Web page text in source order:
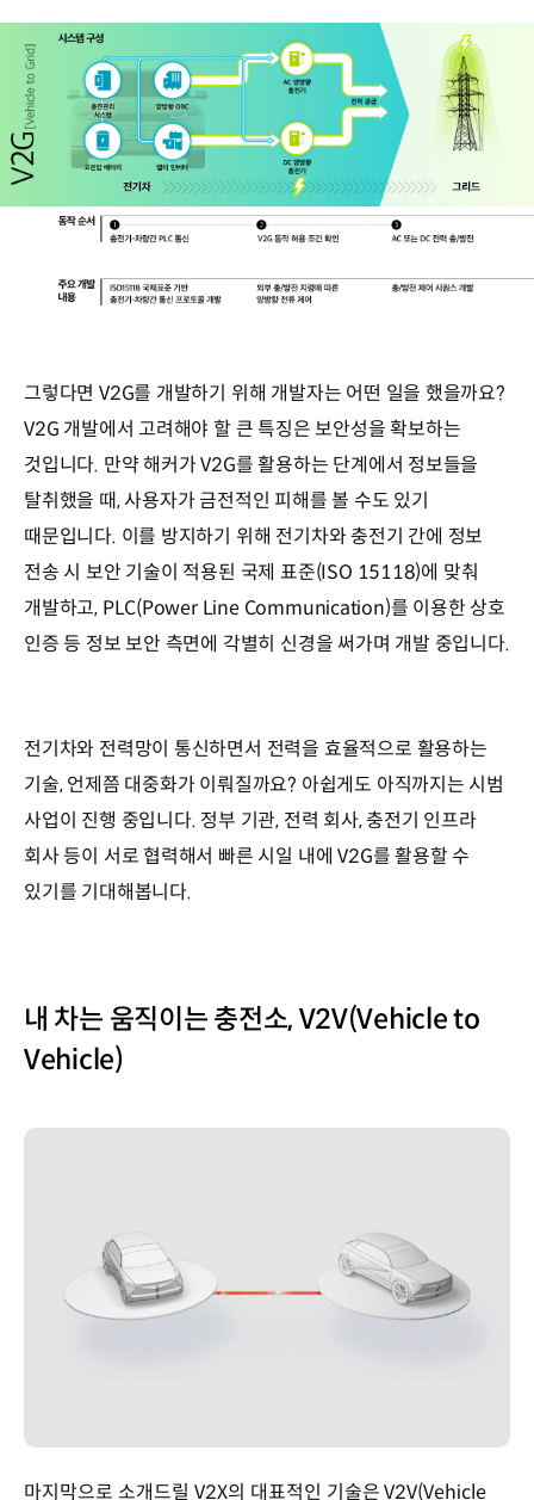
그렇다면 V2G를 개발하기 위해 개발자는 어떤 일을 했을까요?
V2G 개발에서 고려해야 할 큰 특징은 보안성을 확보하는
것입니다. 만약 해커가 V2G를 활용하는 단계에서 정보들을
탈취했을 때, 사용자가 금전적인 피해를 볼 수도 있기
때문입니다. 이를 방지하기 위해 전기차와 충전기 간에 정보
전송 시 보안 기술이 적용된 국제 표준(ISO 15118)에 맞춰
개발하고, PLC(Power Line Communication)를 이용한 상호
인증 등 정보 보안 측면에 각별히 신경을 써가며 개발 중입니다.
전기차와 전력망이 통신하면서 전력을 효율적으로 활용하는
기술, 언제쯤 대중화가 이뤄질까요? 아쉽게도 아직까지는 시범
사업이 진행 중입니다. 정부 기관, 전력 회사, 충전기 인프라
회사 등이 서로 협력해서 빠른 시일 내에 V2G를 활용할 수
있기를 기대해봅니다.
내 차는 움직이는 충전소, V2V(Vehicle to
Vehicle)
마지막으로 소개드릴 V2X의 대표적인 기술은 V2V(Vehicle